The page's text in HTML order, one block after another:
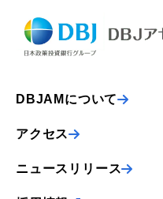
DBJAMについて
アクセス
ニュースリリース